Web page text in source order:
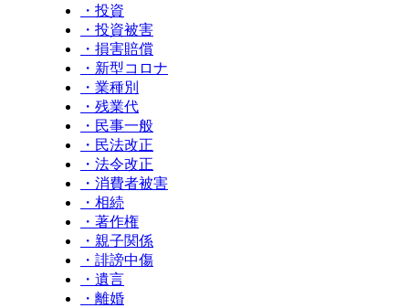
・投資
・投資被害
・損害賠償
・新型コロナ
・業種別
・残業代
・民事一般
・民法改正
・法令改正
・消費者被害
・相続
・著作権
・親子関係
・誹謗中傷
・遺言
・離婚